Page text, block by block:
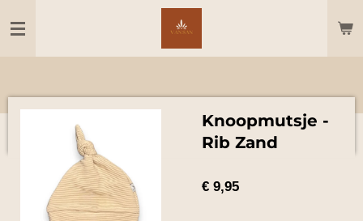
direct
Knoopmutsje -
Rib Zand
€ 9,95